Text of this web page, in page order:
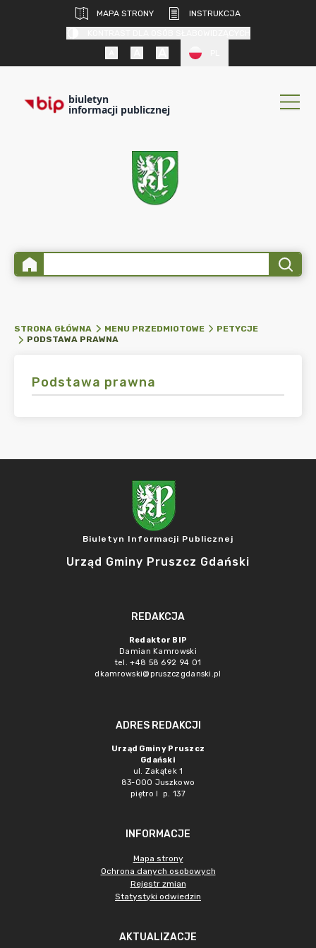
MAPA STRONY
INSTRUKCJA
biuletyn
informacji publicznej
STRONA GŁÓWNA MENU PRZEDMIOTOWE
PETYCJE
PODSTAWA PRAWNA
Podstawa prawna
Biuletyn Informacji Publicznej
Urząd Gminy Pruszcz Gdański
REDAKCJA
Redaktor BIP
Damian Kamrowski
tel. +48 58 692 94 01
dkamrowski@pruszczgdanski.pl
ADRES REDAKCJI
Urząd Gminy Pruszcz
Gdański
ul. Zakątek 1
83-000 Juszkowo
piętro I p. 137
INFORMACJE
Mapa strony
Ochrona danych osobowych
Rejestr zmian
Statystyki odwiedzin
AKTUALIZACJE